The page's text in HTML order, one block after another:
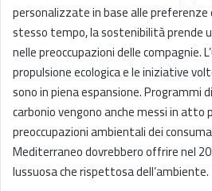
personalizzate in base alle preferenze
stesso tempo, la sostenibilità prende
nelle preoccupazioni delle compagnie.
propulsione ecologica e le iniziative
sono in piena espansione. Programmi
carbonio vengono anche messi in atto
preoccupazioni ambientali dei
Mediterraneo dovrebbero offrire nel
lussuosa che rispettosa dell’ambiente.